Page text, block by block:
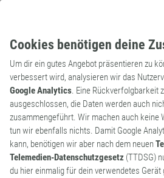
Cookies benötigen deine
Um dir ein gutes Angebot präsentieren zu
verbessert wird, analysieren wir das
Google Analytics. Eine Rückverfolgbarkeit
ausgeschlossen, die Daten werden auch
zusammengeführt. Wir machen auch keine
tun wir ebenfalls nichts. Damit Google
kann, benötigen wir aber nach dem neuen
Telemedien-Datenschutzgesetz (TTDSG)
du hier einmalig für dein verwendetes
Der Neologismus
angekommen im
EinNeologismusist mehr als
Täglich entstehen in unserer